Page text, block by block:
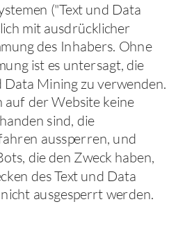
("Text und Data
mit ausdrücklicher
des Inhabers. Ohne
ist es untersagt, die
Data Mining zu verwenden.
auf der Website keine
sind, die
aussperren, und
die den Zweck haben,
des Text und Data
ausgesperrt werden.